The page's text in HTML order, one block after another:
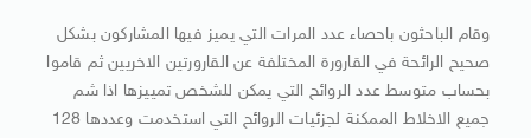
وقام الباحثون باحصاء عدد المرات التي يميز فيها المشاركون بشكل
صحيح الرائحة في القارورة المختلفة عن القارورتين الاخريين ثم قاموا
بحساب متوسط عدد الروائح التي يمكن للشخص تمييزها اذا شم
جميع الاخلاط الممكنة لجزئيات الروائح التي استخدمت وعددها 128